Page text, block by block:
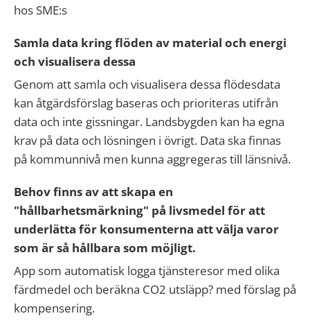
hos SME:s
Samla data kring flöden av material och energi
och visualisera dessa
Genom att samla och visualisera dessa flödesdata
kan åtgärdsförslag baseras och prioriteras utifrån
data och inte gissningar. Landsbygden kan ha egna
krav på data och lösningen i övrigt. Data ska finnas
på kommunnivå men kunna aggregeras till länsnivå.
Behov finns av att skapa en
"hållbarhetsmärkning" på livsmedel för att
underlätta för konsumenterna att välja varor
som är så hållbara som möjligt.
App som automatisk logga tjänsteresor med olika
färdmedel och beräkna CO2 utsläpp? med förslag på
kompensering.